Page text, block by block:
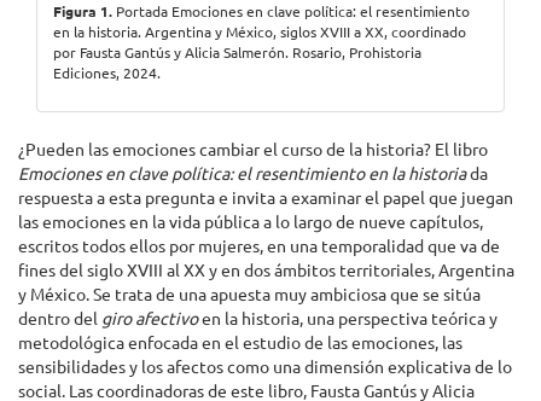
Figura 1. Portada Emociones en clave política: el resentimiento
en la historia. Argentina y México, siglos XVIII a XX, coordinado
por Fausta Gantús y Alicia Salmerón. Rosario, Prohistoria
Ediciones, 2024.
¿Pueden las emociones cambiar el curso de la historia? El libro
Emociones en clave política: el resentimiento en la historiada
respuesta a esta pregunta e invita a examinar el papel que juegan
las emociones en la vida pública a lo largo de nueve capítulos,
escritos todos ellos por mujeres, en una temporalidad que va de
fines del siglo XVIII al XX y en dos ámbitos territoriales, Argentina
y México. Se trata de una apuesta muy ambiciosa que se sitúa
dentro del giro afectivoen la historia, una perspectiva teórica y
metodológica enfocada en el estudio de las emociones, las
sensibilidades y los afectos como una dimensión explicativa de lo
social. Las coordinadoras de este libro, Fausta Gantús y Alicia